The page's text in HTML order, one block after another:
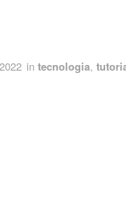
in tecnologia,